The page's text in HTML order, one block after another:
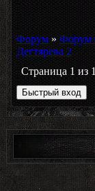
Форум » Форум
Дегтярева 2
Страница 1 из 1